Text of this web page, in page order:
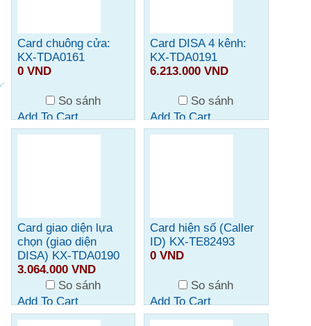
Card chuông cửa:
KX-TDA0161
0 VND
So sánh
Add To Cart
Card DISA 4 kênh:
KX-TDA0191
6.213.000 VND
So sánh
Add To Cart
Card giao diện lựa
chọn (giao diện
DISA) KX-TDA0190
3.064.000 VND
So sánh
Add To Cart
Card hiện số (Caller
ID) KX-TE82493
0 VND
So sánh
Add To Cart